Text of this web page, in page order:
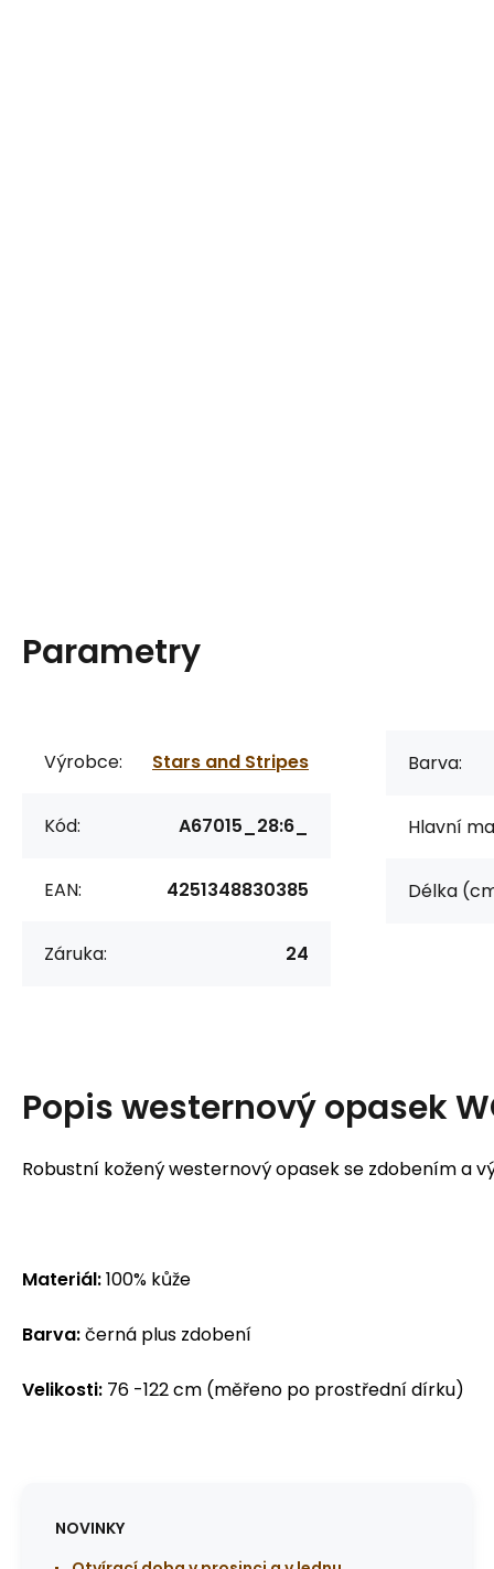
Parametry
Výrobce: Stars and Stripes
Kód: A67015_28:6_
EAN: 4251348830385
Záruka: 24
Barva:
Hlavní
Délka
Popiswesternový opasek
Robustní kožený westernový opasek se zdobením a
Materiál:100% kůže
Barva:černá plus zdobení
Velikosti: 76 -122 cm (měřeno po prostřední dírku)
NOVINKY